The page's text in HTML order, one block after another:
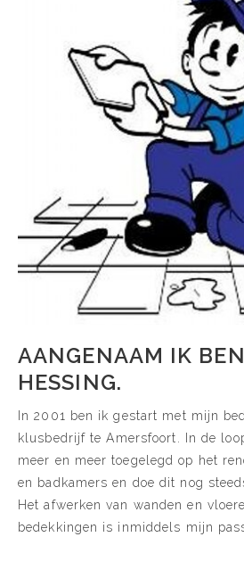
AANGENAAM IK
HESSING.
In 2001 ben ik gestart met mijn
klusbedrijf te Amersfoort. In de
meer en meer toegelegd op het
en badkamers en doe dit nog
Het afwerken van wanden en
bedekkingen is inmiddels mijn